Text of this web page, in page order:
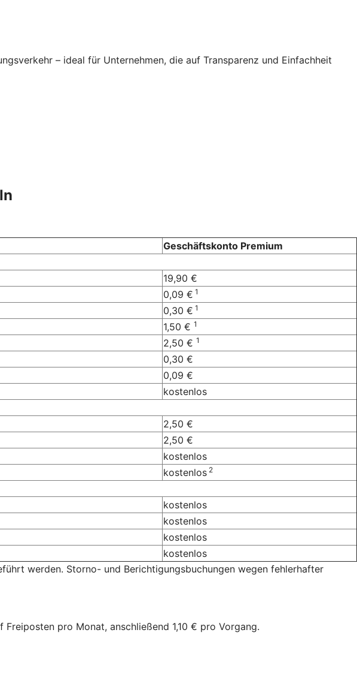
– ideal für Unternehmen, die auf Transparenz und Einfachheit
Geschäftskonto Premium
19,90 €
0,09 € 1
0,30 € 1
1,50 € 1
2,50 € 1
0,30 €
0,09 €
kostenlos
2,50 €
2,50 €
kostenlos
kostenlos 2
kostenlos
kostenlos
kostenlos
kostenlos
werden. Storno- und Berichtigungsbuchungen wegen fehlerhafter
pro Monat, anschließend 1,10 € pro Vorgang.